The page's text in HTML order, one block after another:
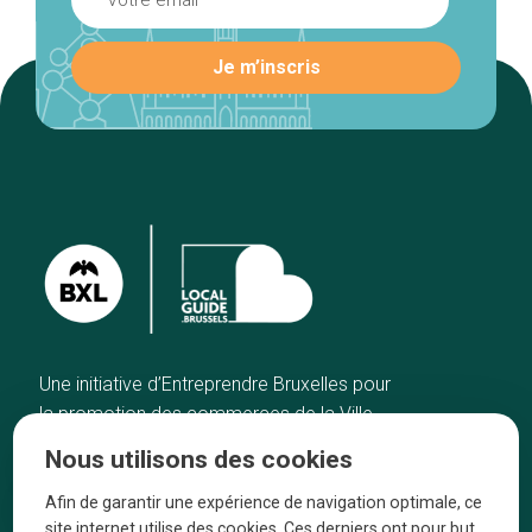
Une initiative d’Entreprendre Bruxelles pour
la promotion des commerces de la Ville
Accueil
Bonnes adresses
Artisans
A propos
Nous utilisons des cookies
Afin de garantir une expérience de navigation optimale, ce